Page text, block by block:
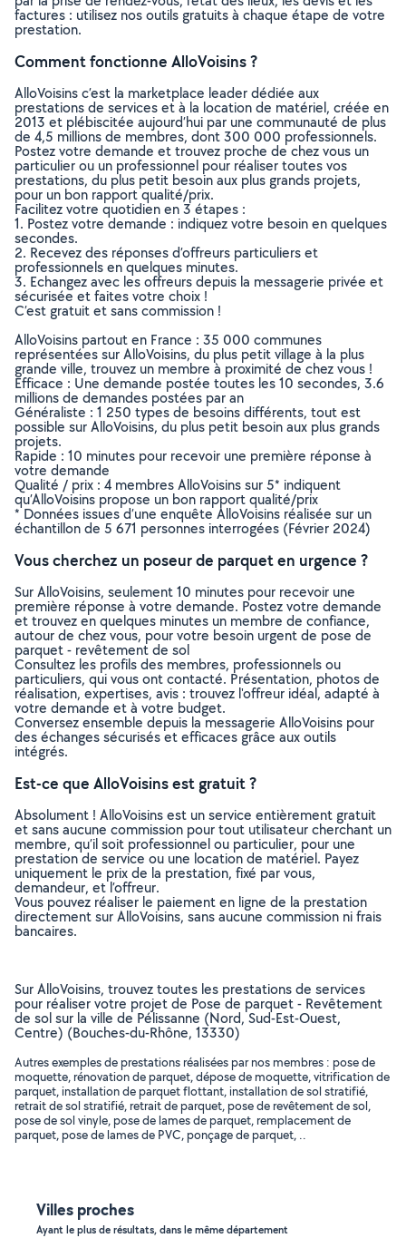
factures : utilisez nos outils gratuits à chaque étape de votre
prestation.
Comment fonctionne AlloVoisins ?
AlloVoisins c’est la marketplace leader dédiée aux
prestations de services et à la location de matériel, créée en
2013 et plébiscitée aujourd’hui par une communauté de plus
de 4,5 millions de membres, dont 300 000 professionnels.
Postez votre demande et trouvez proche de chez vous un
particulier ou un professionnel pour réaliser toutes vos
prestations, du plus petit besoin aux plus grands projets,
pour un bon rapport qualité/prix.
Facilitez votre quotidien en 3 étapes :
1. Postez votre demande : indiquez votre besoin en quelques
secondes.
2. Recevez des réponses d’offreurs particuliers et
professionnels en quelques minutes.
3. Echangez avec les offreurs depuis la messagerie privée et
sécurisée et faites votre choix !
C’est gratuit et sans commission !
AlloVoisins partout en France : 35 000 communes
représentées sur AlloVoisins, du plus petit village à la plus
grande ville, trouvez un membre à proximité de chez vous !
Efficace : Une demande postée toutes les 10 secondes, 3.6
millions de demandes postées par an
Généraliste : 1 250 types de besoins différents, tout est
possible sur AlloVoisins, du plus petit besoin aux plus grands
projets.
Rapide : 10 minutes pour recevoir une première réponse à
votre demande
Qualité / prix : 4 membres AlloVoisins sur 5* indiquent
qu’AlloVoisins propose un bon rapport qualité/prix
* Données issues d’une enquête AlloVoisins réalisée sur un
échantillon de 5 671 personnes interrogées (Février 2024)
Vous cherchez un poseur de parquet en urgence ?
Sur AlloVoisins, seulement 10 minutes pour recevoir une
première réponse à votre demande. Postez votre demande
et trouvez en quelques minutes un membre de confiance,
autour de chez vous, pour votre besoin urgent de pose de
parquet - revêtement de sol
Consultez les profils des membres, professionnels ou
particuliers, qui vous ont contacté. Présentation, photos de
réalisation, expertises, avis : trouvez l'offreur idéal, adapté à
votre demande et à votre budget.
Conversez ensemble depuis la messagerie AlloVoisins pour
des échanges sécurisés et efficaces grâce aux outils
intégrés.
Est-ce que AlloVoisins est gratuit ?
Absolument ! AlloVoisins est un service entièrement gratuit
et sans aucune commission pour tout utilisateur cherchant un
membre, qu’il soit professionnel ou particulier, pour une
prestation de service ou une location de matériel. Payez
uniquement le prix de la prestation, fixé par vous,
demandeur, et l’offreur.
Vous pouvez réaliser le paiement en ligne de la prestation
directement sur AlloVoisins, sans aucune commission ni frais
bancaires.
Sur AlloVoisins, trouvez toutes les prestations de services
pour réaliser votre projet de Pose de parquet - Revêtement
de sol sur la ville de Pélissanne (Nord, Sud-Est-Ouest,
Centre) (Bouches-du-Rhône, 13330)
Autres exemples de prestations réalisées par nos membres : pose de
moquette, rénovation de parquet, dépose de moquette, vitrification de
parquet, installation de parquet flottant, installation de sol stratifié,
retrait de sol stratifié, retrait de parquet, pose de revêtement de sol,
pose de sol vinyle, pose de lames de parquet, remplacement de
parquet, pose de lames de PVC, ponçage de parquet, ..
Villes proches
Ayant le plus de résultats, dans le même département